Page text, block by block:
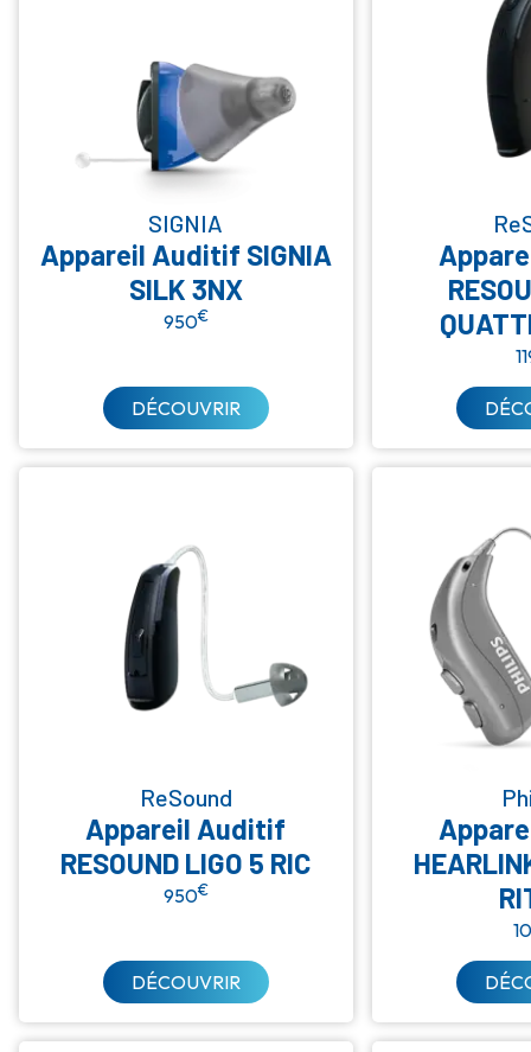
SIGNIA
Appareil Auditif SIGNIA
SILK 3NX
950€
DÉCOUVRIR
ReSound
Appareil Auditif
RESOUND LIGO 5 RIC
950€
DÉCOUVRIR